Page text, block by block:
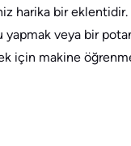
harika bir
veya bir
için makine